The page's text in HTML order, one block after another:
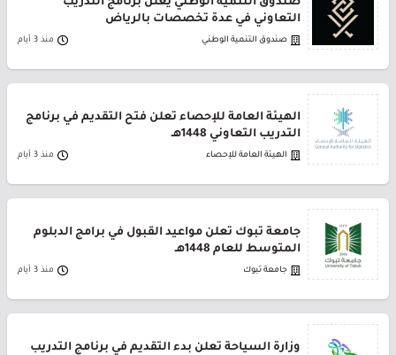
صندوق التنمية الوطني يعلن برنامج التدريب
التعاوني في عدة تخصصات بالرياض
صندوق التنمية الوطني منذ 3 أيام
الهيئة العامة للإحصاء تعلن فتح التقديم في برنامج
التدريب التعاوني 1448هـ
الهيئة العامة للإحصاء منذ 3 أيام
جامعة تبوك تعلن مواعيد القبول في برامج الدبلوم
المتوسط للعام 1448هـ
جامعة تبوك منذ 3 أيام
وزارة السياحة تعلن بدء التقديم في برنامج التدريب